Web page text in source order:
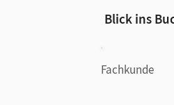
Blick ins
Fachkunde